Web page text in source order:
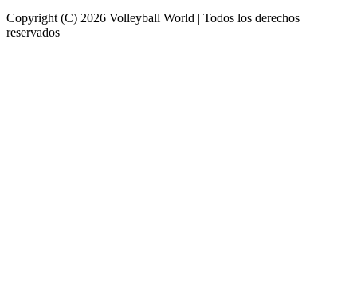
Copyright (C) 2026 Volleyball World | Todos los derechos
reservados